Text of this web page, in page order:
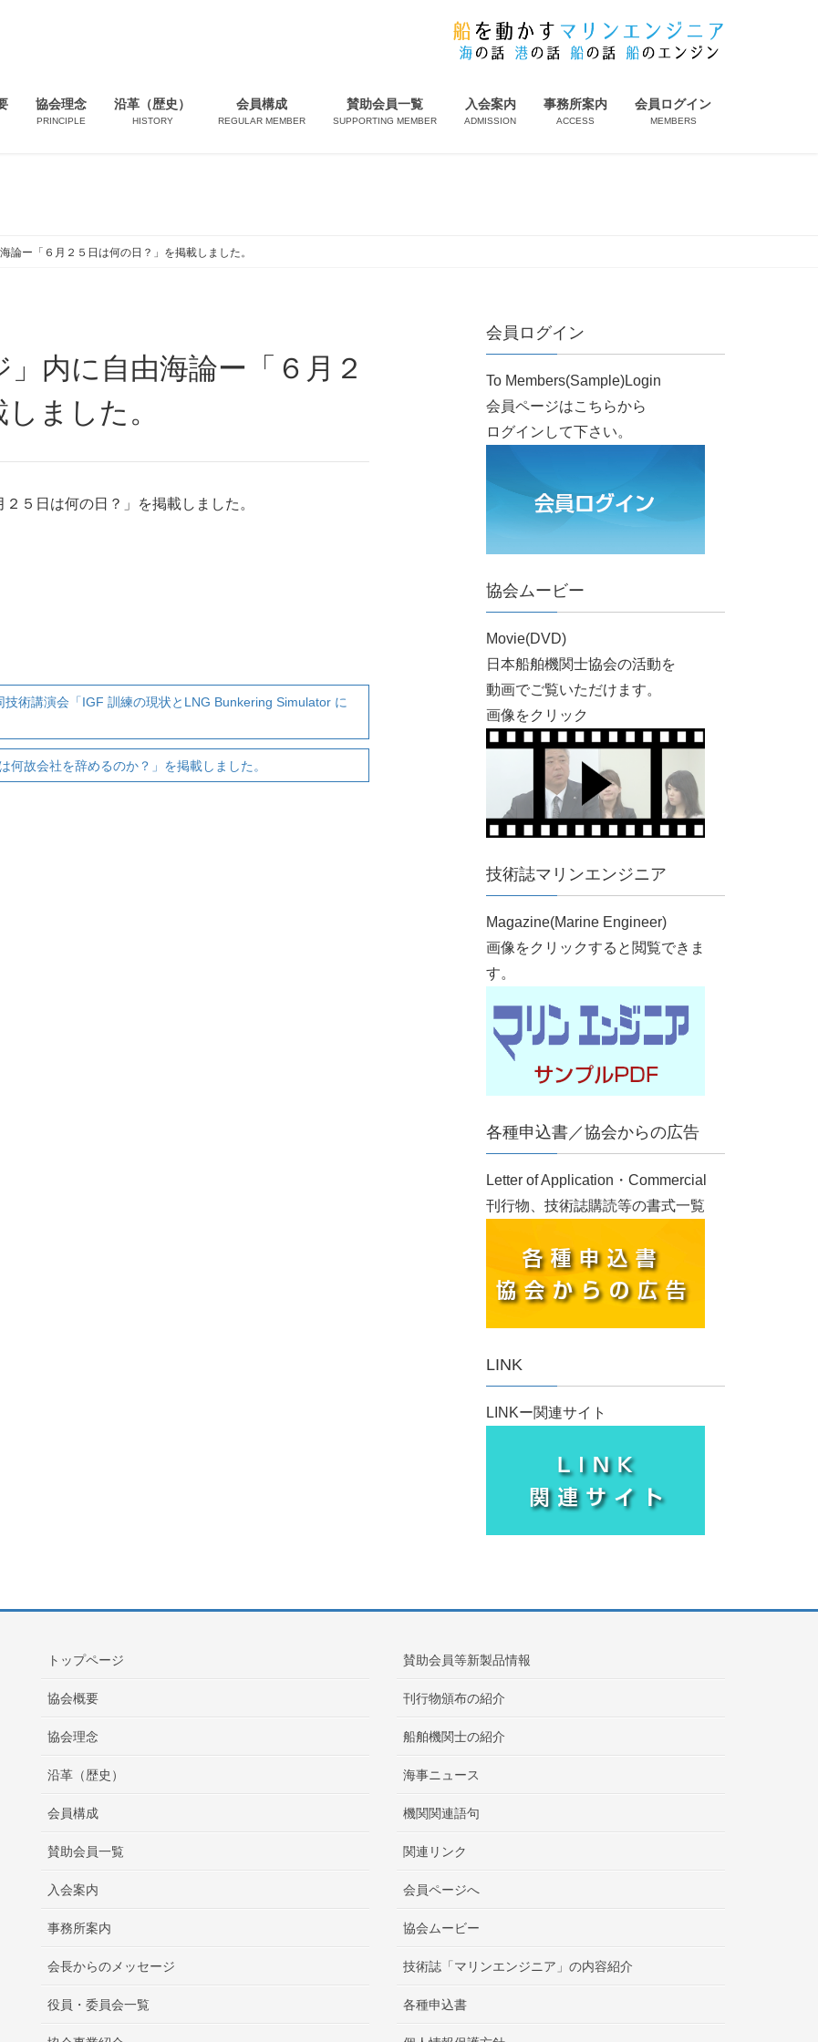
協会理念
PRINCIPLE
沿革（歴史）
HISTORY
会員構成
REGULAR MEMBER
賛助会員一覧
SUPPORTING MEMBER
入会案内
ADMISSION
事務所案内
ACCESS
会員ログイン
MEMBERS
論ー「６月２５日は何の日？」を掲載しました。
ました。
５日は何の日？」を掲載しました。
術講演会「IGF 訓練の現状とLNG Bunkering Simulator に
何故会社を辞めるのか？」を掲載しました。
会員ログイン
To Members(Sample)Login
会員ページはこちらから
ログインして下さい。
協会ムービー
Movie(DVD)
日本船舶機関士協会の活動を
動画でご覧いただけます。
画像をクリック
技術誌マリンエンジニア
Magazine(Marine Engineer)
画像をクリックすると閲覧できま
す。
各種申込書／協会からの広告
Letter of Application・Commercial
刊行物、技術誌購読等の書式一覧
LINK
LINKー関連サイト
トップページ
協会概要
協会理念
沿革（歴史）
会員構成
賛助会員一覧
入会案内
事務所案内
会長からのメッセージ
役員・委員会一覧
賛助会員等新製品情報
刊行物頒布の紹介
船舶機関士の紹介
海事ニュース
機関関連語句
関連リンク
会員ページへ
協会ムービー
技術誌「マリンエンジニア」の内容紹介
各種申込書